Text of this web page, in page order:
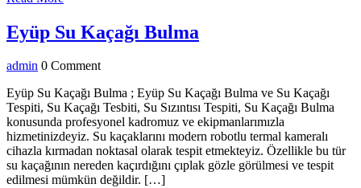
Eyüp Su Kaçağı Bulma
Bulma
admin admin
0 Comment
Eyüp Su Kaçağı Bulma ; Eyüp Su Kaçağı Bulma ve Su Kaçağı
Tespiti, Su Kaçağı Tesbiti, Su Sızıntısı Tespiti, Su Kaçağı Bulma
konusunda profesyonel kadromuz ve ekipmanlarımızla
hizmetinizdeyiz. Su kaçaklarını modern robotlu termal kameralı
cihazla kırmadan noktasal olarak tespit etmekteyiz. Özellikle bu tür
su kaçağının nereden kaçırdığını çıplak gözle görülmesi ve tespit
edilmesi mümkün değildir. […]